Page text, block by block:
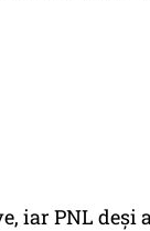
iar PNL deşi